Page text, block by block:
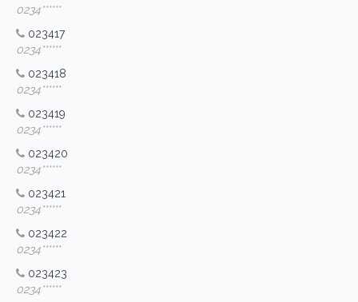
0234******
023417
0234******
023418
0234******
023419
0234******
023420
0234******
023421
0234******
023422
0234******
023423
0234******